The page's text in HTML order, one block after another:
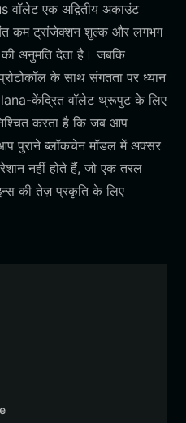
एक अद्वितीय अकाउंट
कम ट्रांजेक्शन शुल्क और लगभग
अनुमति देता है। जबकि
के साथ संगतता पर ध्यान
केंद्रित वॉलेट थ्रूपुट के लिए
करता है कि जब आप
पुराने ब्लॉकचेन मॉडल में अक्सर
नहीं होते हैं, जो एक तरल
की तेज़ प्रकृति के लिए